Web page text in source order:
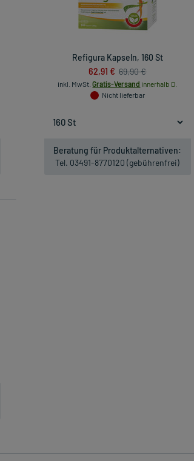
Refigura Kapseln, 160 St
62,91 € 69,90 €
inkl. MwSt. Gratis-Versand innerhalb D.
Nicht lieferbar
Beratung für Produktalternativen:
Tel. 03491-8770120 (gebührenfrei)